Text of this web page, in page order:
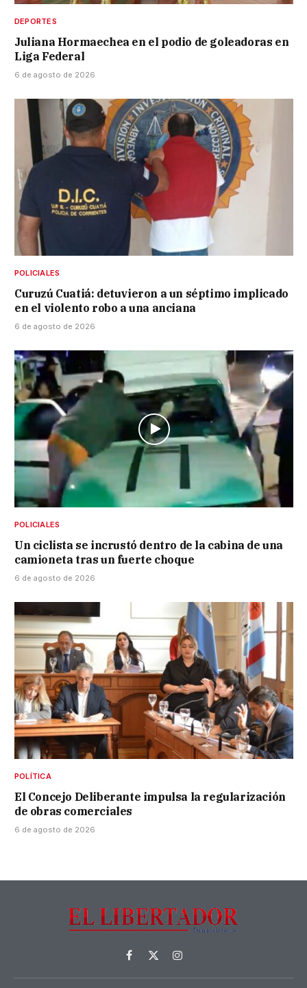
DEPORTES
Juliana Hormaechea en el podio de goleadoras en
Liga Federal
6 de agosto de 2026
POLICIALES
Curuzú Cuatiá: detuvieron a un séptimo implicado
en el violento robo a una anciana
6 de agosto de 2026
POLICIALES
Un ciclista se incrustó dentro de la cabina de una
camioneta tras un fuerte choque
6 de agosto de 2026
POLÍTICA
El Concejo Deliberante impulsa la regularización
de obras comerciales
6 de agosto de 2026
Facebook
X
(Twitter)
Instagram